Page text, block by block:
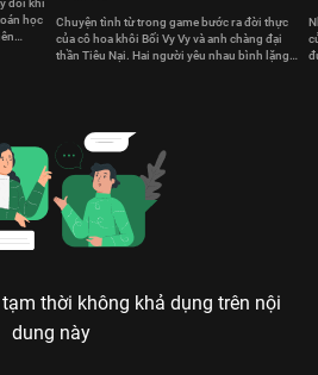
học
Chuyện tình từ trong game bước ra đời thực
của cô hoa khôi Bối Vy Vy và anh chàng đại
thần Tiêu Nại. Hai người yêu nhau bình lặng
thời không khả dụng trên nội
dung này